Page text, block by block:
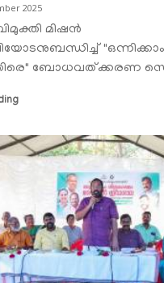
2025
മിഷൻ
"ഒന്നിക്കാം
ബോധവത്ക്കരണ